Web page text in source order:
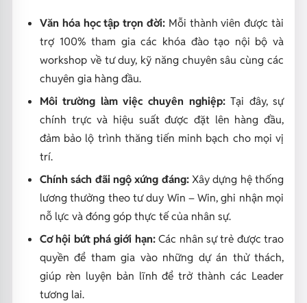
Văn hóa học tập trọn đời: Mỗi thành viên được tài
trợ 100% tham gia các khóa đào tạo nội bộ và
workshop về tư duy, kỹ năng chuyên sâu cùng các
chuyên gia hàng đầu.
Môi trường làm việc chuyên nghiệp:Tại đây, sự
chính trực và hiệu suất được đặt lên hàng đầu,
đảm bảo lộ trình thăng tiến minh bạch cho mọi vị
trí.
Chính sách đãi ngộ xứng đáng:Xây dựng hệ thống
lương thưởng theo tư duy Win – Win, ghi nhận mọi
nỗ lực và đóng góp thực tế của nhân sự.
Cơ hội bứt phá giới hạn:Các nhân sự trẻ được trao
quyền để tham gia vào những dự án thử thách,
giúp rèn luyện bản lĩnh để trở thành các Leader
tương lai.